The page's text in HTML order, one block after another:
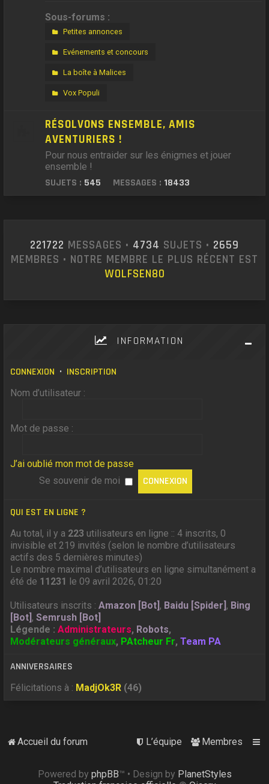
Sous-forums :
Petites annonces
Evénements et concours
La boîte à Malices
Vox Populi
RÉSOLVONS ENSEMBLE, AMIS
AVENTURIERS !
Pour nous entraider sur les énigmes et jouer
ensemble !
SUJETS : 545 MESSAGES : 18433
221722 MESSAGES • 4734 SUJETS • 2659
MEMBRES • NOTRE MEMBRE LE PLUS RÉCENT EST
WOLFSEN80
INFORMATION
CONNEXION • INSCRIPTION
Nom d’utilisateur :
Mot de passe :
J’ai oublié mon mot de passe
Se souvenir de moi
QUI EST EN LIGNE ?
Au total, il y a 223 utilisateurs en ligne :: 4 inscrits, 0
invisible et 219 invités (selon le nombre d’utilisateurs
actifs des 5 dernières minutes)
Le nombre maximal d’utilisateurs en ligne simultanément a
été de 11231 le 09 avril 2026, 01:20
Utilisateurs inscrits :Amazon [Bot], Baidu [Spider], Bing
[Bot],Semrush [Bot]
Légende :Administrateurs, Robots,
Modérateurs généraux, PAtcheur Fr,Team PA
ANNIVERSAIRES
Félicitations à : MadjOk3R (46)
Accueil du forum Membres
L’équipe
Powered by phpBB™ • Design by PlanetStyles